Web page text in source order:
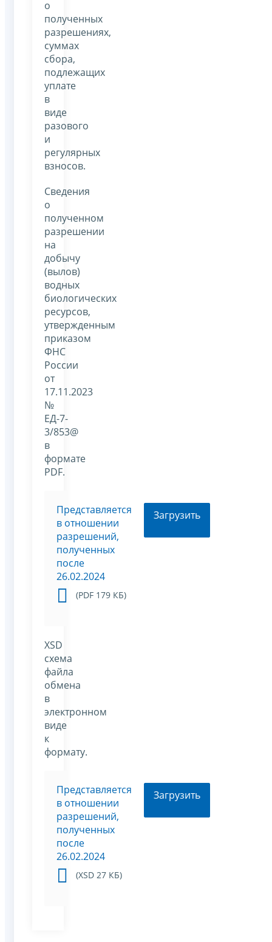
о
полученных
разрешениях,
суммах
сбора,
подлежащих
уплате
в
виде
разового
и
регулярных
взносов.
Сведения
о
полученном
разрешении
на
добычу
(вылов)
водных
биологических
ресурсов,
утвержденным
приказом
ФНС
России
от
17.11.2023
№
ЕД-7-
3/853@
в
формате
PDF.
Представляется
в отношении
разрешений,
полученных
после
26.02.2024
(PDF 179 КБ)
Загрузить
XSD
схема
файла
обмена
в
электронном
виде
к
формату.
Представляется
в отношении
разрешений,
полученных
после
26.02.2024
(XSD 27 КБ)
Загрузить